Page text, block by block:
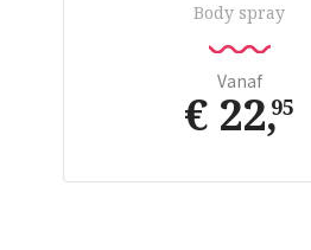
Body spray
Vanaf
€ 22,95